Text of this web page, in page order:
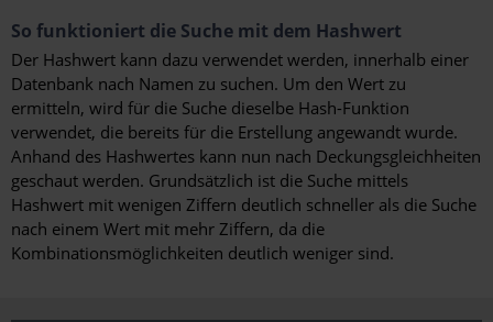
So funktioniert die Suche mit dem Hashwert
Der Hashwert kann dazu verwendet werden, innerhalb einer
Datenbank nach Namen zu suchen. Um den Wert zu
ermitteln, wird für die Suche dieselbe Hash-Funktion
verwendet, die bereits für die Erstellung angewandt wurde.
Anhand des Hashwertes kann nun nach Deckungsgleichheiten
geschaut werden. Grundsätzlich ist die Suche mittels
Hashwert mit wenigen Ziffern deutlich schneller als die Suche
nach einem Wert mit mehr Ziffern, da die
Kombinationsmöglichkeiten deutlich weniger sind.